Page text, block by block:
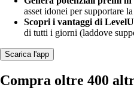
asset idonei per supportare
Scopri i vantaggi di
di tutti i giorni (laddove
Scarica l'app
Compra oltre 400